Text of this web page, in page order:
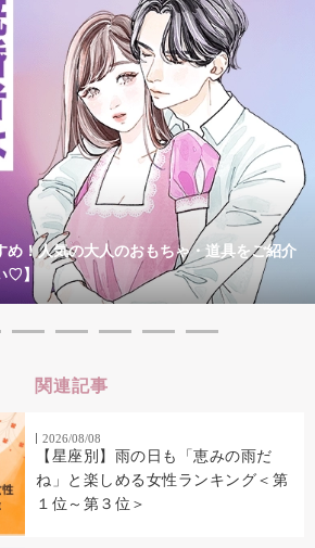
め！人気の大人のおもちゃ・道具をご紹介
♡】
関連記事
2026/08/08
【星座別】雨の日も「恵みの雨だ
ね」と楽しめる女性ランキング＜第
１位～第３位＞